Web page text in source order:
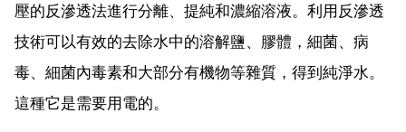
壓的反滲透法進行分離、提純和濃縮溶液。利用反滲透
技術可以有效的去除水中的溶解鹽、膠體，細菌、病
毒、細菌內毒素和大部分有機物等雜質，得到純淨水。
這種它是需要用電的。